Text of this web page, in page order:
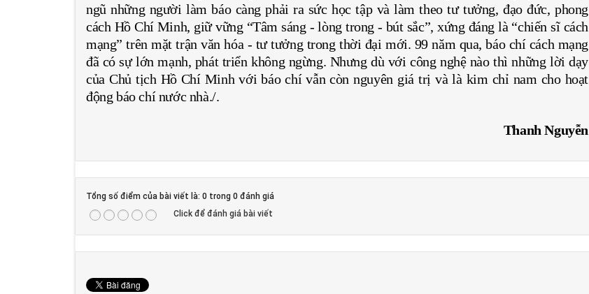
ngũ những người làm báo càng phải ra sức học tập và làm theo tư tưởng, đạo đức, phong
cách Hồ Chí Minh, giữ vững “Tâm sáng - lòng trong - bút sắc”, xứng đáng là “chiến sĩ cách
mạng” trên mặt trận văn hóa - tư tưởng trong thời đại mới. 99 năm qua, báo chí cách mạng
đã có sự lớn mạnh, phát triển không ngừng. Nhưng dù với công nghệ nào thì những lời dạy
của Chủ tịch Hồ Chí Minh với báo chí vẫn còn nguyên giá trị và là kim chỉ nam cho hoạt
động báo chí nước nhà./.
Thanh Nguyễn
Tổng số điểm của bài viết là: 0 trong 0 đánh giá
Click để đánh giá bài viết